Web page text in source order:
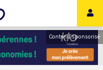
Contenu sponsorisé